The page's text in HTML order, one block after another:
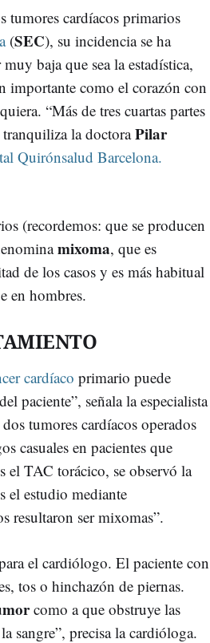
tumores cardíacos primarios
(SEC), su incidencia se ha
baja que sea la estadística,
importante como el corazón con
“Más de tres cuartas partes
la doctoraPilar
Quirónsalud Barcelona.
(recordemos: que se producen
mixoma, que es
de los casos y es más habitual
en hombres.
cardíaco primario puede
paciente”, señala la especialista
tumores cardíacos operados
casuales en pacientes que
el TAC torácico, se observó la
el estudio mediante
resultaron ser mixomas”.
el cardiólogo. El paciente con
tos o hinchazón de piernas.
como a que obstruye las
sangre”, precisa la cardióloga.